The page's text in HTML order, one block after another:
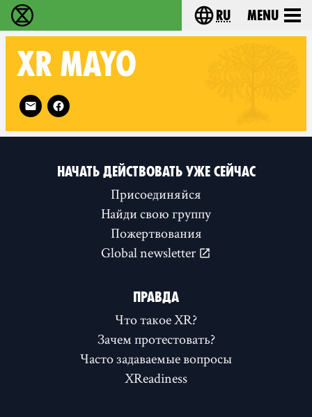
Extinction Rebellion - Home Choose your
ru Menu
XR MAYO
Follow XR Mayo on
НАЧАТЬ ДЕЙСТВОВАТЬ УЖЕ СЕЙЧАС
Присоединяйся
Найди свою группу
Пожертвования
Global newsletter
ПРАВДА
Что такое XR?
Зачем протестовать?
Часто задаваемые вопросы
XReadiness